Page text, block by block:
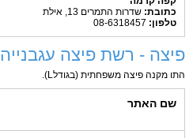
כתובת: שדרות התמרים 13, אילת
טלפון:
פיצה - רשת פיצה עגבנייה
התו מקנה פיצה משפחתית (בגודלL).
שם האתר